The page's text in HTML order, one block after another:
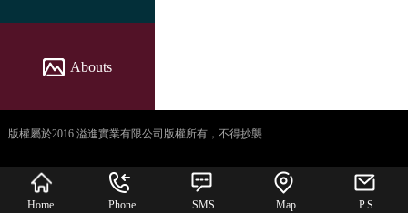
Abouts
版權屬於2016 溢進實業有限公司版權所有，不得抄襲
Home Phone SMS Map P.S.